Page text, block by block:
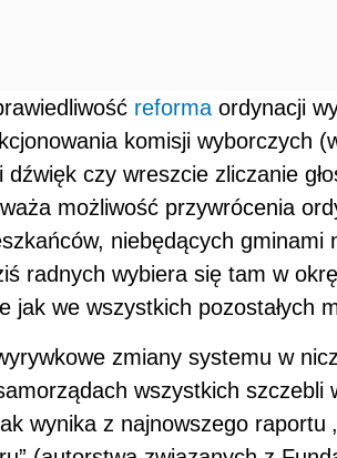
reforma ordynacji
komisji wyborczych
czy wreszcie zliczanie
możliwość przywrócenia
niebędących gminami
radnych wybiera się tam w
jak we wszystkich pozostałych
zmiany systemu w
wszystkich szczebli
wynika z najnowszego raportu